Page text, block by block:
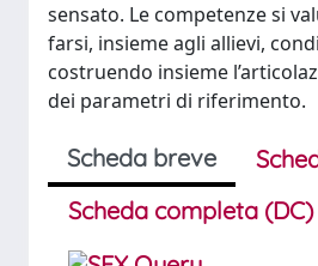
sensato. Le competenze si
farsi, insieme agli allievi,
costruendo insieme
dei parametri di riferimento.
Scheda breve
Scheda completa (DC)